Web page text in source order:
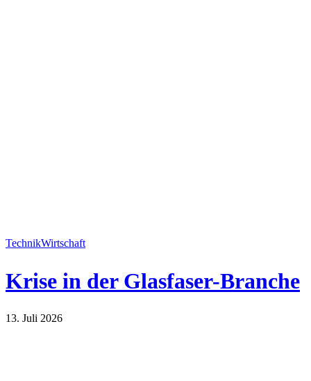
TechnikWirtschaft
Krise in der Glasfaser-Branche
13. Juli 2026